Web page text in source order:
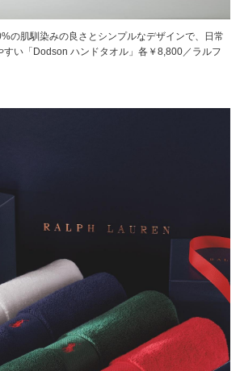
の肌馴染みの良さとシンプルなデザインで、日常
すい「Dodson ハンドタオル」各￥8,800／ラルフ